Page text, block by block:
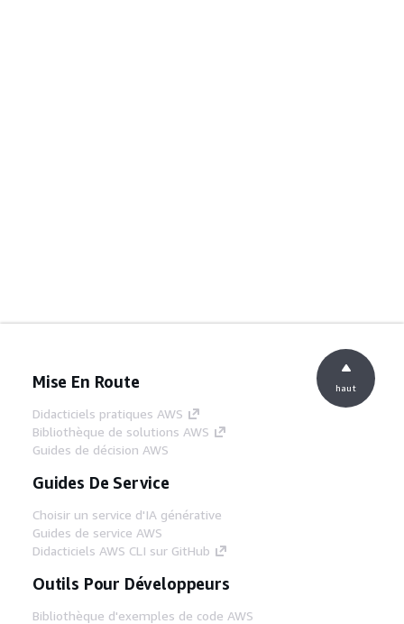
Mise En Route
Didacticiels pratiques AWS
Bibliothèque de solutions AWS
Guides de décision AWS
Guides De Service
Choisir un service d'IA générative
Guides de service AWS
Didacticiels AWS CLI sur GitHub
Outils Pour Développeurs
Bibliothèque d'exemples de code AWS
haut